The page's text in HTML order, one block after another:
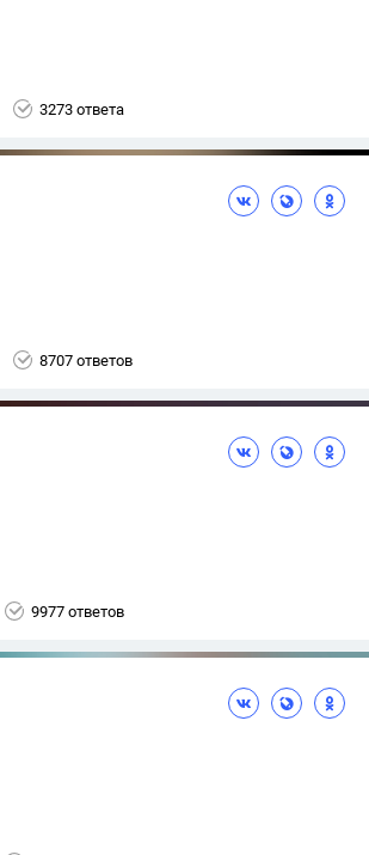
3273 ответа
8707 ответов
9977 ответов